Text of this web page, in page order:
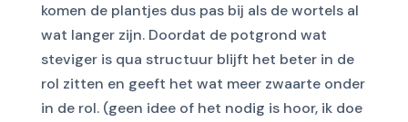
komen de plantjes dus pas bij als de wortels al
wat langer zijn. Doordat de potgrond wat
steviger is qua structuur blijft het beter in de
rol zitten en geeft het wat meer zwaarte onder
in de rol. (geen idee of het nodig is hoor, ik doe